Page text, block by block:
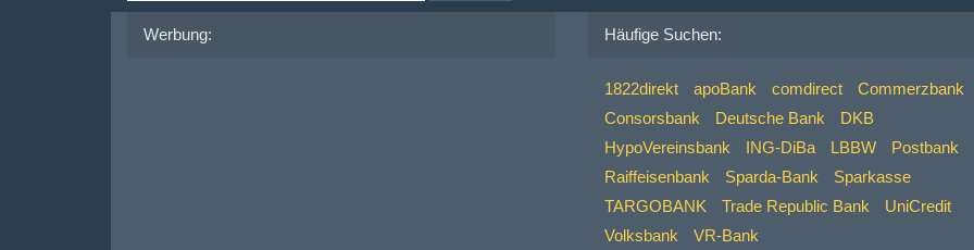
Werbung: Häufige Suchen:
1822direkt apoBank comdirect
Commerzbank
Consorsbank
Deutsche Bank
DKB
HypoVereinsbank
ING-DiBa LBBW
Postbank
Raiffeisenbank
Sparda-Bank
Sparkasse
TARGOBANK
Trade Republic Bank
UniCredit
Volksbank
VR-Bank